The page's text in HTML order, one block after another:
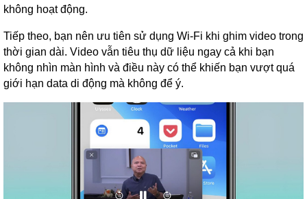
không hoạt động.
Tiếp theo, bạn nên ưu tiên sử dụng Wi-Fi khi ghim video trong
thời gian dài. Video vẫn tiêu thụ dữ liệu ngay cả khi bạn
không nhìn màn hình và điều này có thể khiến bạn vượt quá
giới hạn data di động mà không để ý.